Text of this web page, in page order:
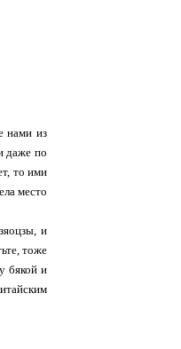
нами из
даже по
то ими
место
и
тоже
бякой и